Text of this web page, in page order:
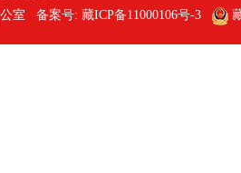
公室 备案号: 藏ICP备11000106号-3